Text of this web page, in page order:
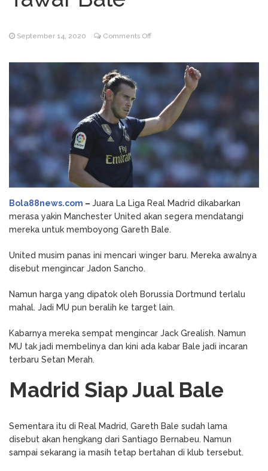
slots και οι δυνατότητες που αξίζει να
August 6, 2026
Auszahlungsleitfaden: Schritt-für-Schritt-
Anleitung zum Auszahlen
September 14, 2020 Comments Offon
Yakin
Manchester
Datang
Untuk
Tawar
Bale
Bola88news.com – Juara La Liga Real Madrid dikabarkan
merasa yakin Manchester United akan segera mendatangi
mereka untuk memboyong Gareth Bale.
United musim panas ini mencari winger baru. Mereka awalnya
disebut mengincar Jadon Sancho.
Namun harga yang dipatok oleh Borussia Dortmund terlalu
mahal. Jadi MU pun beralih ke target lain.
Kabarnya mereka sempat mengincar Jack Grealish. Namun
MU tak jadi membelinya dan kini ada kabar Bale jadi incaran
terbaru Setan Merah.
Madrid Siap Jual Bale
Sementara itu di Real Madrid, Gareth Bale sudah lama
disebut akan hengkang dari Santiago Bernabeu. Namun
sampai sekarang ia masih tetap bertahan di klub tersebut.